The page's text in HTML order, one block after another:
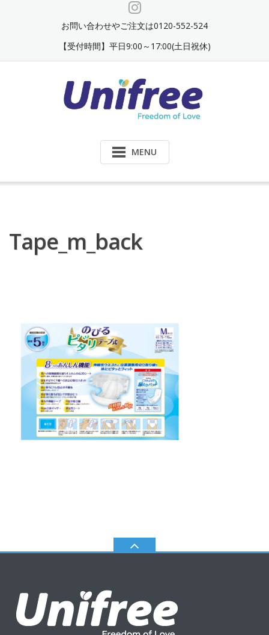
お問い合わせやご注文は0120-552-524
【受付時間】平日9:00～17:00(土日祝休)
MENU
Tape_m_back